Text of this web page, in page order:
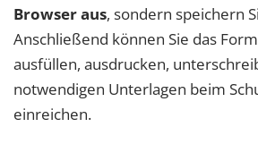
Browser aus, sondern speichern
Anschließend können Sie das
ausfüllen, ausdrucken,
notwendigen Unterlagen beim
einreichen.